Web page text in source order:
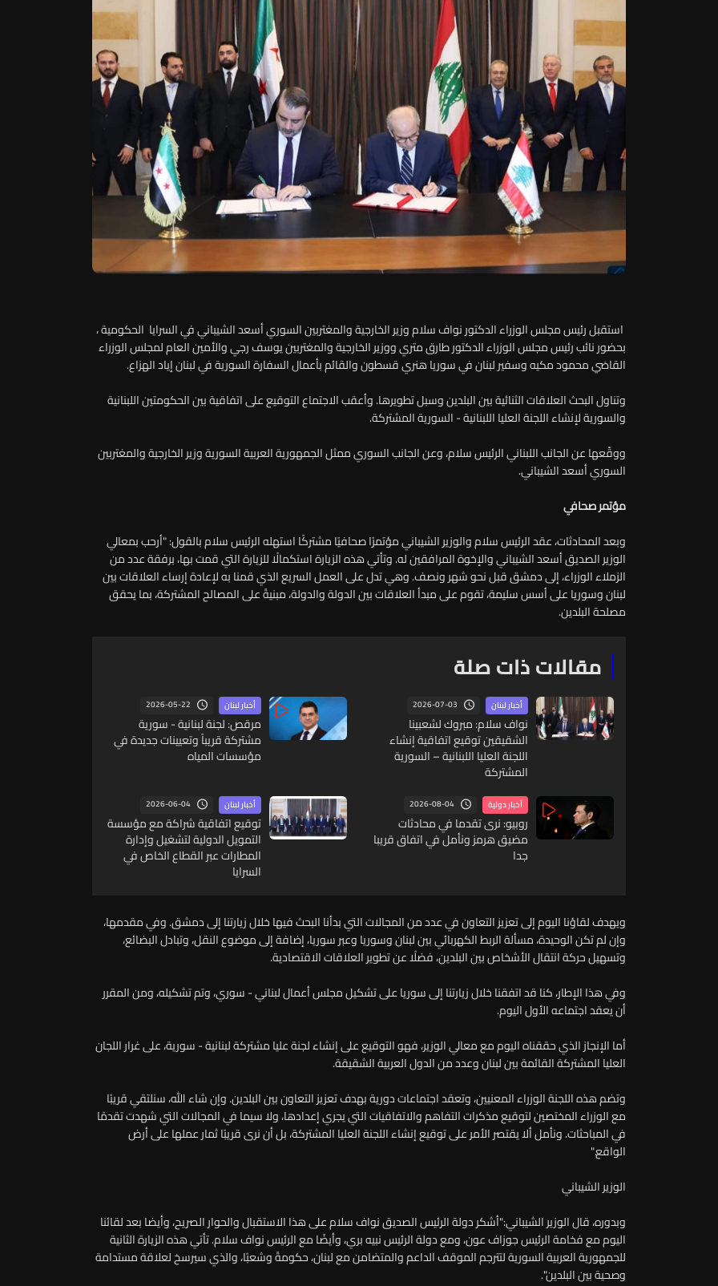
استقبل رئيس مجلس الوزراء الدكتور نواف سلام وزير الخارجية والمغتربين السوري أسعد الشيباني في السرايا الحكومية ،
بحضور نائب رئيس مجلس الوزراء الدكتور طارق متري ووزير الخارجية والمغتربين يوسف رجي والأمين العام لمجلس الوزراء
القاضي محمود مكيه وسفير لبنان في سوريا هنري قسطون والقائم بأعمال السفارة السورية في لبنان إياد الهزاع.
وتناول البحث العلاقات الثنائية بين البلدين وسبل تطويرها. وأعقب الاجتماع التوقيع على اتفاقية بين الحكومتين اللبنانية
والسورية لإنشاء اللجنة العليا اللبنانية - السورية المشتركة.
ووقّعها عن الجانب اللبناني الرئيس سلام، وعن الجانب السوري ممثل الجمهورية العربية السورية وزير الخارجية والمغتربين
السوري أسعد الشيباني.
مؤتمر صحافي
وبعد المحادثات، عقد الرئيس سلام والوزير الشيباني مؤتمرًا صحافيًا مشتركًا استهله الرئيس سلام بالقول: "أرحب بمعالي
الوزير الصديق أسعد الشيباني والإخوة المرافقين له. وتأتي هذه الزيارة استكمالًا للزيارة التي قمت بها، برفقة عدد من
الزملاء الوزراء، إلى دمشق قبل نحو شهر ونصف. وهي تدل على العمل السريع الذي قمنا به لإعادة إرساء العلاقات بين
لبنان وسوريا على أسس سليمة، تقوم على مبدأ العلاقات بين الدولة والدولة، مبنيةً على المصالح المشتركة، بما يحقق
مصلحة البلدين.
مقالات ذات صلة
أخبار لبنان 2026-07-03
نواف سلام: مبروك لشعبينا
الشقيقين توقيع اتفاقية إنشاء
اللجنة العليا اللبنانية – السورية
المشتركة
أخبار لبنان 2026-05-22
مرقص: لجنة لبنانية - سورية
مشتركة قريباً وتعيينات جديدة في
مؤسسات المياه
أخبار دولية 2026-08-04
روبيو: نرى تقدما في محادثات
مضيق هرمز ونأمل في اتفاق قريبا
جدا
أخبار لبنان 2026-06-04
توقيع اتفاقية شراكة مع مؤسسة
التمويل الدولية لتشغيل وإدارة
المطارات عبر القطاع الخاص في
السرايا
ويهدف لقاؤنا اليوم إلى تعزيز التعاون في عدد من المجالات التي بدأنا البحث فيها خلال زيارتنا إلى دمشق. وفي مقدمها،
وإن لم تكن الوحيدة، مسألة الربط الكهربائي بين لبنان وسوريا وعبر سوريا، إضافة إلى موضوع النقل، وتبادل البضائع،
وتسهيل حركة انتقال الأشخاص بين البلدين، فضلًا عن تطوير العلاقات الاقتصادية.
وفي هذا الإطار، كنا قد اتفقنا خلال زيارتنا إلى سوريا على تشكيل مجلس أعمال لبناني - سوري، وتم تشكيله، ومن المقرر
أن يعقد اجتماعه الأول اليوم.
أما الإنجاز الذي حققناه اليوم مع معالي الوزير، فهو التوقيع على إنشاء لجنة عليا مشتركة لبنانية - سورية، على غرار اللجان
العليا المشتركة القائمة بين لبنان وعدد من الدول العربية الشقيقة.
وتضم هذه اللجنة الوزراء المعنيين، وتعقد اجتماعات دورية بهدف تعزيز التعاون بين البلدين. وإن شاء الله، سنلتقي قريبًا
مع الوزراء المختصين لتوقيع مذكرات التفاهم والاتفاقيات التي يجري إعدادها، ولا سيما في المجالات التي شهدت تقدمًا
في المباحثات. ونأمل ألا يقتصر الأمر على توقيع إنشاء اللجنة العليا المشتركة، بل أن نرى قريبًا ثمار عملها على أرض
الواقع."
الوزير الشيباني
وبدوره، قال الوزير الشيباني:"أشكر دولة الرئيس الصديق نواف سلام على هذا الاستقبال والحوار الصريح، وأيضا بعد لقائنا
اليوم مع فخامة الرئيس جوزاف عون، ومع دولة الرئيس نبيه بري، وأيضًا مع الرئيس نواف سلام. تأتي هذه الزيارة الثانية
للجمهورية العربية السورية لتترجم الموقف الداعم والمتضامن مع لبنان، حكومةً وشعبًا، والذي سيرسخ لعلاقة مستدامة
وصحية بين البلدين".